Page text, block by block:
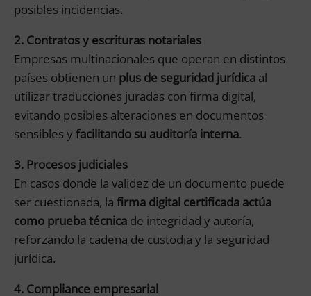
posibles incidencias.
2. Contratos y escrituras notariales
Empresas multinacionales que operan en distintos
países obtienen un plus de seguridad jurídica al
utilizar traducciones juradas con firma digital,
evitando posibles alteraciones en documentos
sensibles y facilitando su auditoría interna.
3. Procesos judiciales
En casos donde la validez de un documento puede
ser cuestionada, la firma digital certificada actúa
como prueba técnica de integridad y autoría,
reforzando la cadena de custodia y la seguridad
jurídica.
4. Compliance empresarial